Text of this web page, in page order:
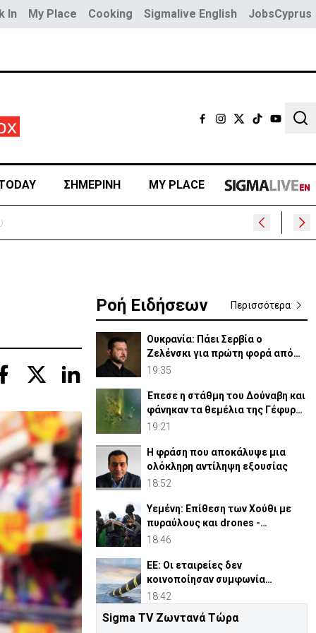
In My Place Cooking Sigmalive English JobsCyprus
ΣΗΜΕΡΙΝΗ MY PLACE
Ροή Ειδήσεων Περισσότερα
Ουκρανία: Πάει Σερβία ο
Ζελένσκι για πρώτη φορά από
την έναρξη του πολέμου
19:35
Έπεσε η στάθμη του Δούναβη και
φάνηκαν τα θεμέλια της Γέφυρας
του Κωνσταντίνου
19:21
Η φράση που αποκάλυψε μια
ολόκληρη αντίληψη εξουσίας
18:52
Υεμένη: Επίθεση των Χούθι με
πυραύλους και drones -
Τουλάχιστον 38 νεκροί
18:46
ΕΕ: Οι εταιρείες δεν
κοινοποίησαν συμφωνία
Meridiam για έλεγχο
18:42
Αυτά είναι τα νέα Διοικητικά
Sigma TV Ζωντανά Τώρα